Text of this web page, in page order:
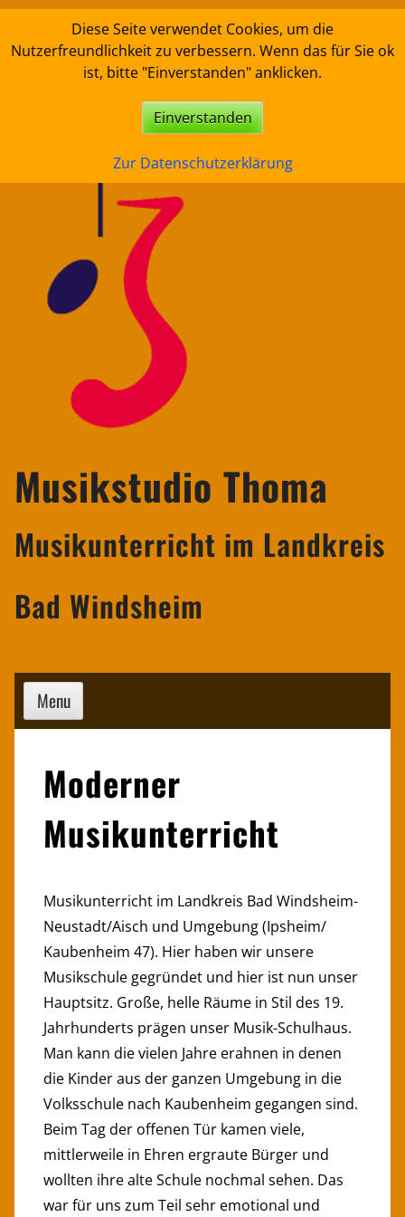
to
Musikstudio Thoma
Musikunterricht im Landkreis
Bad Windsheim
Menu
Moderner
Musikunterricht
Musikunterricht im Landkreis Bad Windsheim-
Neustadt/Aisch und Umgebung (Ipsheim/
Kaubenheim 47). Hier haben wir unsere
Musikschule gegründet und hier ist nun unser
Hauptsitz. Große, helle Räume in Stil des 19.
Jahrhunderts prägen unser Musik-Schulhaus.
Man kann die vielen Jahre erahnen in denen
die Kinder aus der ganzen Umgebung in die
Volksschule nach Kaubenheim gegangen sind.
Beim Tag der offenen Tür kamen viele,
mittlerweile in Ehren ergraute Bürger und
wollten ihre alte Schule nochmal sehen. Das
war für uns zum Teil sehr emotional und
Diese Seite verwendet Cookies, um die
Nutzerfreundlichkeit zu verbessern. Wenn das für Sie ok
ist, bitte "Einverstanden" anklicken.
Einverstanden
Zur Datenschutzerklärung